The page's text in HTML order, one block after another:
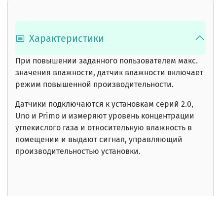
Характеристики
При повышении заданного пользователем макс.
значения влажности, датчик влажности включает
режим повышенной производительности.
Датчики подключаются к установкам серий 2.0,
Uno и Primo и измеряют уровень концентрации
углекислого газа и относительную влажность в
помещении и выдают сигнал, управляющий
производительностью установки.